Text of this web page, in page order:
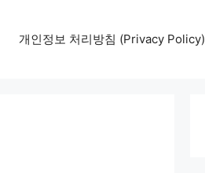
개인정보 처리방침 (Privacy Policy)